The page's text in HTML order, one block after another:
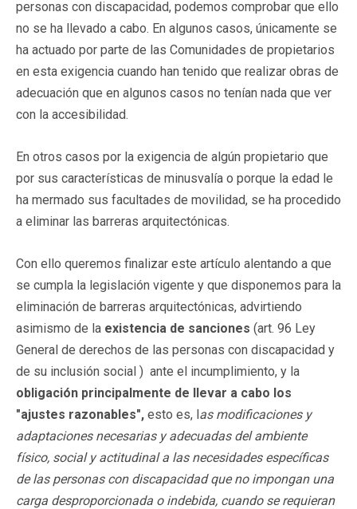
personas con discapacidad, podemos comprobar que ello
no se ha llevado a cabo. En algunos casos, únicamente se
ha actuado por parte de las Comunidades de propietarios
en esta exigencia cuando han tenido que realizar obras de
adecuación que en algunos casos no tenían nada que ver
con la accesibilidad.
En otros casos por la exigencia de algún propietario que
por sus características de minusvalía o porque la edad le
ha mermado sus facultades de movilidad, se ha procedido
a eliminar las barreras arquitectónicas.
Con ello queremos finalizar este artículo alentando a que
se cumpla la legislación vigente y que disponemos para la
eliminación de barreras arquitectónicas, advirtiendo
asimismo de la existencia de sanciones (art. 96 Ley
General de derechos de las personas con discapacidad y
de su inclusión social ) ante el incumplimiento, y la
obligación principalmente de llevar a cabo los
"ajustes razonables", esto es, las modificaciones y
adaptaciones necesarias y adecuadas del ambiente
físico, social y actitudinal a las necesidades específicas
de las personas con discapacidad que no impongan una
carga desproporcionada o indebida, cuando se requieran